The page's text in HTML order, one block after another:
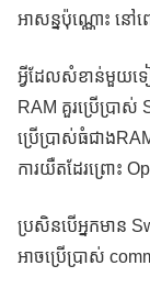
អាសន្នប៉ុណ្ណោះ នៅ
អ្វីដែលសំខាន់មួយទៀ
RAM គួរប្រើប្រា
ប្រើប្រាស់ធំជាង
ការយឺតដែរព្រោះ
ប្រសិនបើអ្នកមាន
អាចប្រើប្រាស់